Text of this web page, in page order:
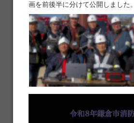
画を前後半に分けて公開しました。